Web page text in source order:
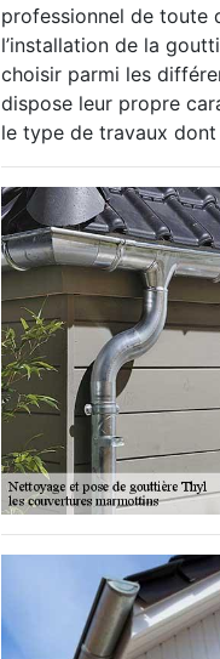
professionnel de toute
l’installation de la
choisir parmi les
dispose leur propre
le type de travaux